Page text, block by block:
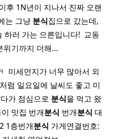
후 1N년이 지나서 진짜 오랜
는 그냥 분식집으로 갔는데,
하러 가는 으른입니다! ​ 교동
위기까지 더해…
미세먼지가 너무 많아서 외
럼 일요일에 날씨도 좋고 미
가 점심으로 분식을 먹고 왔
맛집 번개분식 번개분식 대
1층번개분식 가게연결번호: